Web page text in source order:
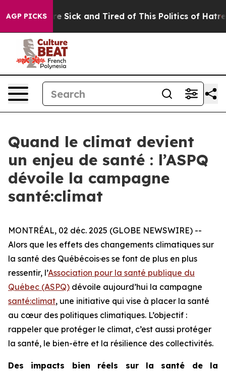
AGP PICKSAre Sick and Tired of This Politics of Hatred”
Quand le climat devient
un enjeu de santé : l’ASPQ
dévoile la campagne
santé:climat
MONTRÉAL, 02 déc. 2025 (GLOBE NEWSWIRE) --
Alors que les effets des changements climatiques sur
la santé des Québécois·es se font de plus en plus
ressentir, l’Association pour la santé publique du
Québec (ASPQ) dévoile aujourd’hui la campagne
santé:climat, une initiative qui vise à placer la santé
au cœur des politiques climatiques. L’objectif :
rappeler que protéger le climat, c’est aussi protéger
la santé, le bien-être et la résilience des collectivités.
Des impacts bien réels sur la santé de la